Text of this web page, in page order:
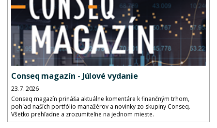
Conseq magazín - Júlové vydanie
23. 7. 2026
Conseq magazín prináša aktuálne komentáre k finančným trhom,
pohľad naších portfólio manažérov a novinky zo skupiny Conseq.
Všetko prehľadne a zrozumiteľne na jednom mieste.